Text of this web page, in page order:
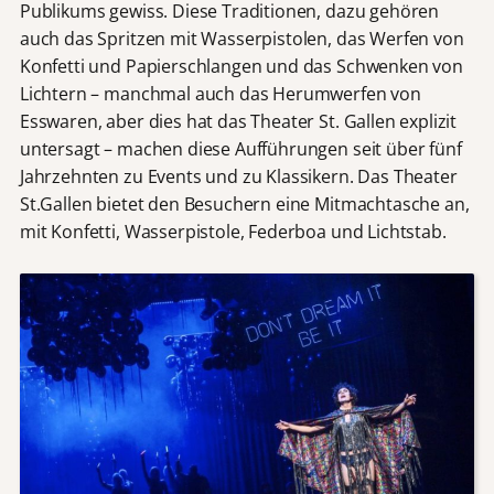
Publikums gewiss. Diese Traditionen, dazu gehören
auch das Spritzen mit Wasserpistolen, das Werfen von
Konfetti und Papierschlangen und das Schwenken von
Lichtern – manchmal auch das Herumwerfen von
Esswaren, aber dies hat das Theater St. Gallen explizit
untersagt – machen diese Aufführungen seit über fünf
Jahrzehnten zu Events und zu Klassikern. Das Theater
St.Gallen bietet den Besuchern eine Mitmachtasche an,
mit Konfetti, Wasserpistole, Federboa und Lichtstab.